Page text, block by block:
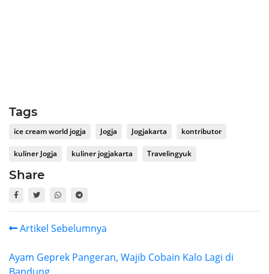
Tags
ice cream world jogja Jogja Jogjakarta kontributor
kuliner Jogja kuliner jogjakarta Travelingyuk
Share
Artikel Sebelumnya
Ayam Geprek Pangeran, Wajib Cobain Kalo Lagi di